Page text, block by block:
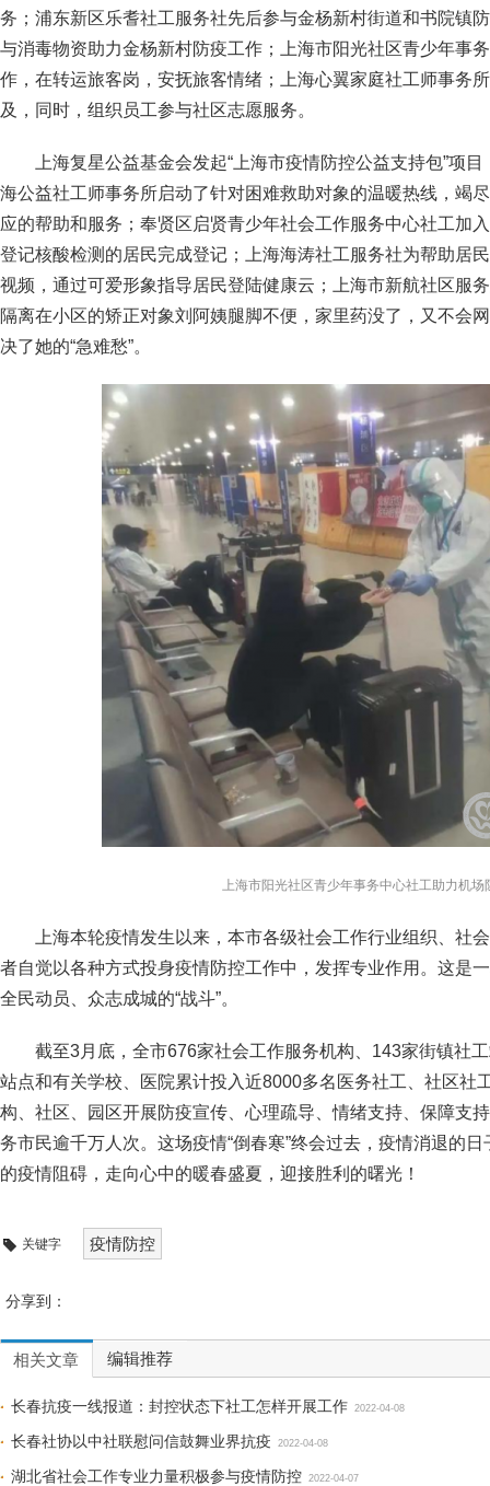
务；浦东新区乐耆社工服务社先后参与金杨新村街道和书院镇
与消毒物资助力金杨新村防疫工作；上海市阳光社区青少年事
作，在转运旅客岗，安抚旅客情绪；上海心翼家庭社工师事务
及，同时，组织员工参与社区志愿服务。
上海复星公益基金会发起“上海市疫情防控公益支持包”项
海公益社工师事务所启动了针对困难救助对象的温暖热线，竭
应的帮助和服务；奉贤区启贤青少年社会工作服务中心社工加
登记核酸检测的居民完成登记；上海海涛社工服务社为帮助居
视频，通过可爱形象指导居民登陆健康云；上海市新航社区服
隔离在小区的矫正对象刘阿姨腿脚不便，家里药没了，又不会
决了她的“急难愁”。
上海市阳光社区青少年事务中心社工助力机场
上海本轮疫情发生以来，本市各级社会工作行业组织、社
者自觉以各种方式投身疫情防控工作中，发挥专业作用。这是
全民动员、众志成城的“战斗”。
截至3月底，全市676家社会工作服务机构、143家街镇社
站点和有关学校、医院累计投入近8000多名医务社工、社区社
构、社区、园区开展防疫宣传、心理疏导、情绪支持、保障支
务市民逾千万人次。这场疫情“倒春寒”终会过去，疫情消退的
的疫情阻碍，走向心中的暖春盛夏，迎接胜利的曙光！
关键字 疫情防控
分享到：
相关文章 编辑推荐
长春抗疫一线报道：封控状态下社工怎样开展工作 2022-04-08
长春社协以中社联慰问信鼓舞业界抗疫 2022-04-08
湖北省社会工作专业力量积极参与疫情防控 2022-04-07